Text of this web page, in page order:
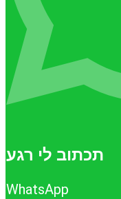
תכתוב לי רגע
WhatsApp